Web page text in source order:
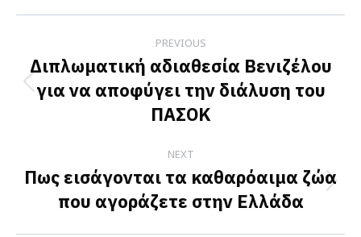
Facebook
X
LinkedIn
navigation
PREVIOUS
Previous
post:
Διπλωματική αδιαθεσία Βενιζέλου
για να αποφύγει την διάλυση του
ΠΑΣΟΚ
NEXT
Next
post:
Πως εισάγονται τα καθαρόαιμα ζώα
που αγοράζετε στην Ελλάδα